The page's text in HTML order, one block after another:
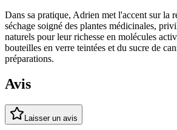
Dans sa pratique, Adrien met l'accent sur la
séchage soigné des plantes médicinales,
naturels pour leur richesse en molécules
bouteilles en verre teintées et du sucre de
préparations.
Avis
Laisser un avis